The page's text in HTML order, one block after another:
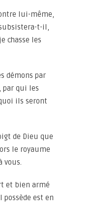
lui-même,
t-il,
chasse les
démons par
par qui les
ils seront
de Dieu que
le royaume
vous.
et bien armé
possède est en